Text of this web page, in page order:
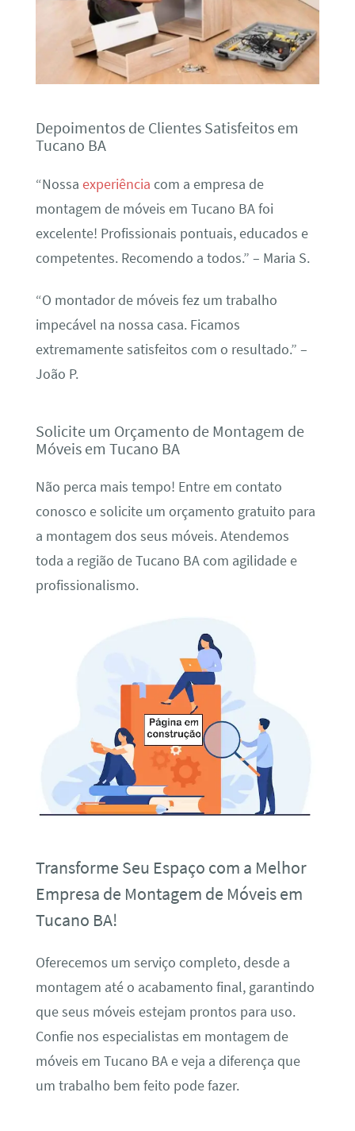
Depoimentos de Clientes Satisfeitos em
Tucano BA
“Nossa experiência com a empresa de
montagem de móveis em Tucano BA foi
excelente! Profissionais pontuais, educados e
competentes. Recomendo a todos.” – Maria S.
“O montador de móveis fez um trabalho
impecável na nossa casa. Ficamos
extremamente satisfeitos com o resultado.” –
João P.
Solicite um Orçamento de Montagem de
Móveis em Tucano BA
Não perca mais tempo! Entre em contato
conosco e solicite um orçamento gratuito para
a montagem dos seus móveis. Atendemos
toda a região de Tucano BA com agilidade e
profissionalismo.
Transforme Seu Espaço com a Melhor
Empresa de Montagem de Móveis em
Tucano BA!
Oferecemos um serviço completo, desde a
montagem até o acabamento final, garantindo
que seus móveis estejam prontos para uso.
Confie nos especialistas em montagem de
móveis em Tucano BA e veja a diferença que
um trabalho bem feito pode fazer.